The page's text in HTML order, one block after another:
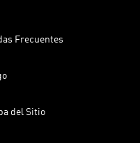
Frecuentes
del Sitio